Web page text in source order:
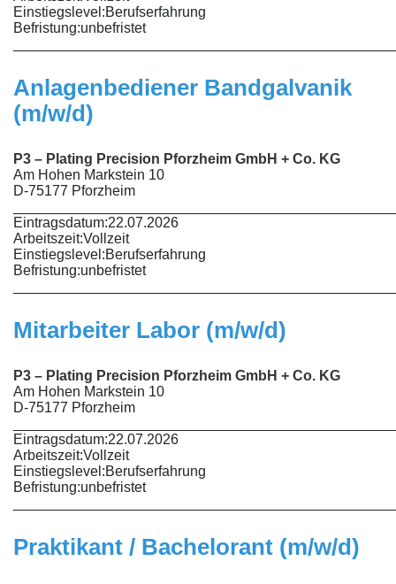
Einstiegslevel:Berufserfahrung
Befristung:unbefristet
Anlagenbediener Bandgalvanik
(m/w/d)
P3 – Plating Precision Pforzheim GmbH + Co. KG
Am Hohen Markstein 10
D-75177 Pforzheim
Eintragsdatum:22.07.2026
Arbeitszeit:Vollzeit
Einstiegslevel:Berufserfahrung
Befristung:unbefristet
Mitarbeiter Labor (m/w/d)
P3 – Plating Precision Pforzheim GmbH + Co. KG
Am Hohen Markstein 10
D-75177 Pforzheim
Eintragsdatum:22.07.2026
Arbeitszeit:Vollzeit
Einstiegslevel:Berufserfahrung
Befristung:unbefristet
Praktikant / Bachelorant (m/w/d)